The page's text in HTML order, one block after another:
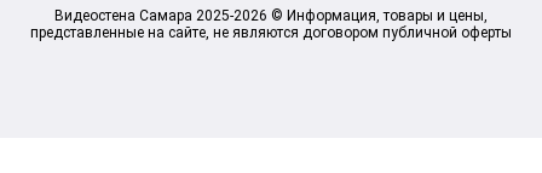
Видеостена Самара 2025-2026 © Информация, товары и цены,
представленные на сайте, не являются договором публичной оферты